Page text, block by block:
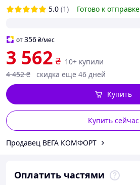
5.0 (1) Готово к отправке
от356₴/мес
3 562 ₴ 10+ купили
4 452 ₴ скидка еще 46 дней
Купить сейчас
Купить
Продавец ВЕГА КОМФОРТ
Оплатить частями